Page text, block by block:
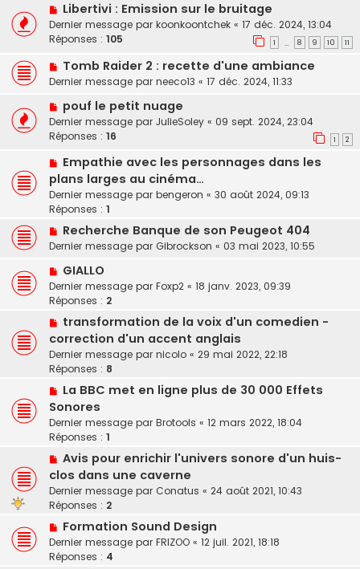
Libertivi : Emission sur le bruitage
Dernier message par koonkoontchek « 17 déc. 2024, 13:04
Réponses : 105 1 … 8 9 10 11
Tomb Raider 2 : recette d'une ambiance
Dernier message par neeco13 « 17 déc. 2024, 11:33
pouf le petit nuage
Dernier message par JulieSoley « 09 sept. 2024, 23:04
Réponses : 16 1 2
Empathie avec les personnages dans les
plans larges au cinéma…
Dernier message par bengeron « 30 août 2024, 09:13
Réponses : 1
Recherche Banque de son Peugeot 404
Dernier message par Gibrockson « 03 mai 2023, 10:55
GIALLO
Dernier message par Foxp2 « 18 janv. 2023, 09:39
Réponses : 2
transformation de la voix d'un comedien -
correction d'un accent anglais
Dernier message par nicolo « 29 mai 2022, 22:18
Réponses : 8
La BBC met en ligne plus de 30 000 Effets
Sonores
Dernier message par Brotools « 12 mars 2022, 18:04
Réponses : 1
Avis pour enrichir l'univers sonore d'un huis-
clos dans une caverne
Dernier message par Conatus « 24 août 2021, 10:43
Réponses : 2
Formation Sound Design
Dernier message par FRIZOO « 12 juil. 2021, 18:18
Réponses : 4